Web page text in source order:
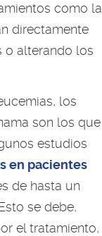
como la
directamente
o alterando los
los
son los que
estudios
en pacientes
de hasta un
se debe,
el tratamiento,